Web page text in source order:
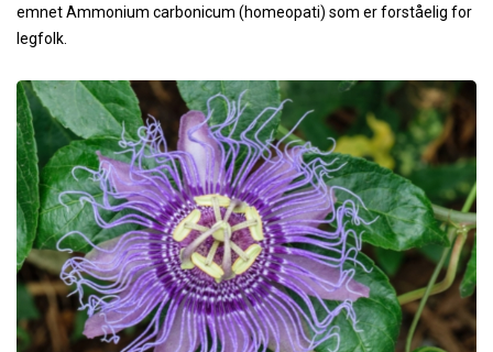
emnet Ammonium carbonicum (homeopati) som er forståelig for
legfolk.